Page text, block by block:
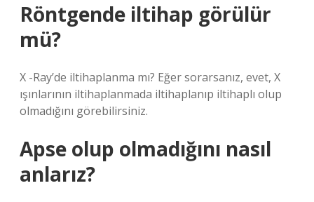
Röntgende iltihap görülür
mü?
X -Ray’de iltihaplanma mı? Eğer sorarsanız, evet, X
ışınlarının iltihaplanmada iltihaplanıp iltihaplı olup
olmadığını görebilirsiniz.
Apse olup olmadığını nasıl
anlarız?